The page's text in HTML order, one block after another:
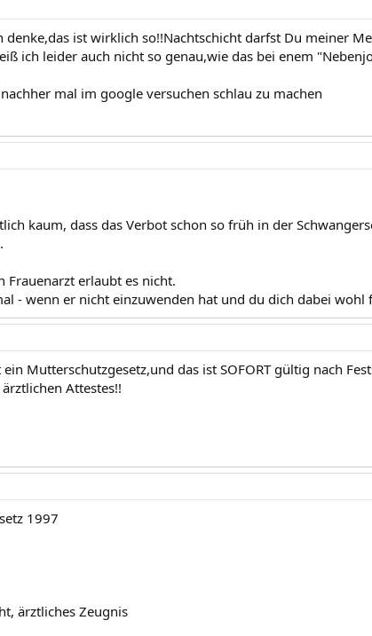
denke,das ist wirklich so!!Nachtschicht darfst Du meiner
ich leider auch nicht so genau,wie das bei enem
mal im google versuchen schlau zu machen
kaum, dass das Verbot schon so früh in der
Frauenarzt erlaubt es nicht.
- wenn er nicht einzuwenden hat und du dich dabei wohl
Mutterschutzgesetz,und das ist SOFORT gültig nach
Attestes!!
1997
ärztliches Zeugnis